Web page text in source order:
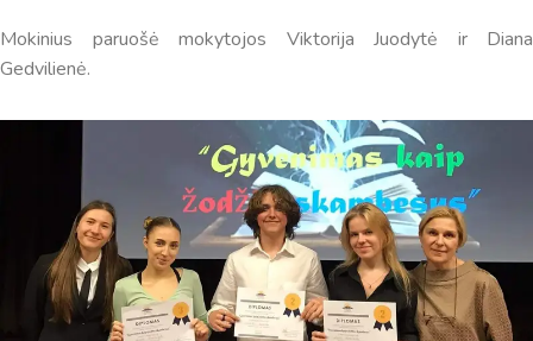
Mokinius paruošė mokytojos Viktorija Juodytė ir Diana
Gedvilienė.